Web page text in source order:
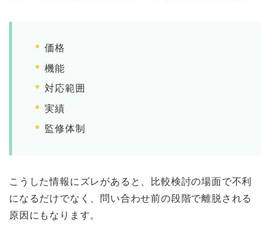
価格
機能
対応範囲
実績
監修体制
こうした情報にズレがあると、比較検討の場面で不利
になるだけでなく、問い合わせ前の段階で離脱される
原因にもなります。